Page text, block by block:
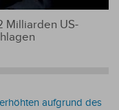
Milliarden US-
aufgrund des